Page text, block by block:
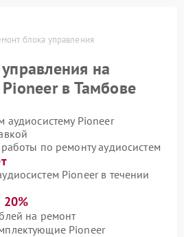
блока управления
на
в Тамбове
аудиосистему Pioneer
по ремонту аудиосистем
Pioneer в течении
20%
на ремонт
Pioneer